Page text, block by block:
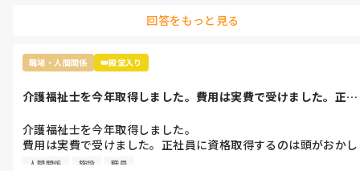
回答をもっと見る
職場・人間関係 👑殿堂入り
介護福祉士を今年取得しました。費用は実費で受けました。正社
介護福祉士を今年取得しました。
費用は実費で受けました。正社員に資格取得するのは頭がおかし
い奴がする事。ばかがする。など色々と言われ辛い思いをしなが
人間関係 施設 職員